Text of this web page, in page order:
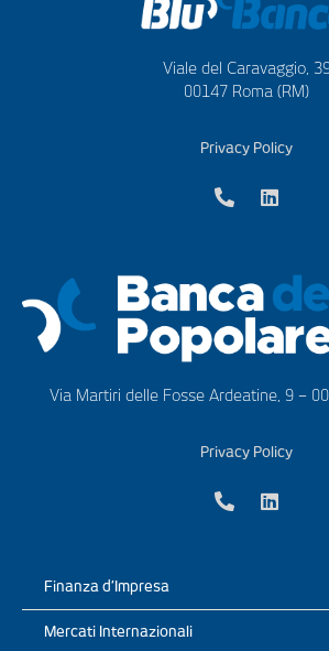
Viale del Caravaggio,
00147 Roma (RM)
Privacy Policy
Via Martiri delle Fosse Ardeatine, 9 –
Privacy Policy
Finanza d’Impresa
Mercati Internazionali